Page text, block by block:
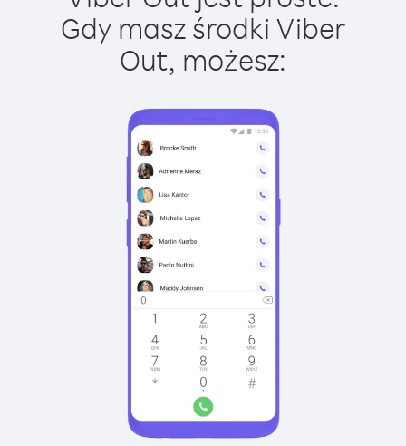
Gdy masz środki Viber
Out, możesz: